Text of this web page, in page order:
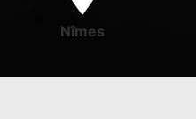
Nîmes